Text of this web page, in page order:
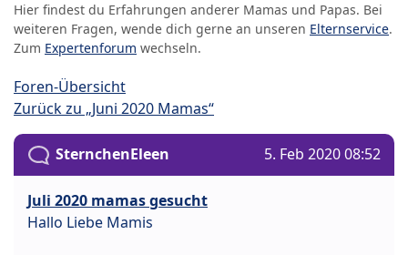
Hier findest du Erfahrungen anderer Mamas und Papas. Bei
weiteren Fragen, wende dich gerne an unseren Elternservice.
Zum Expertenforum wechseln.
Foren-Übersicht
Zurück zu „Juni 2020 Mamas“
SternchenEleen 5. Feb 2020 08:52
Juli 2020 mamas gesucht
Hallo Liebe Mamis